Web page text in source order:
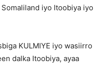
iyo Itoobiya iyo
KULMIYE iyo wasiirro
dalka Itoobiya, ayaa